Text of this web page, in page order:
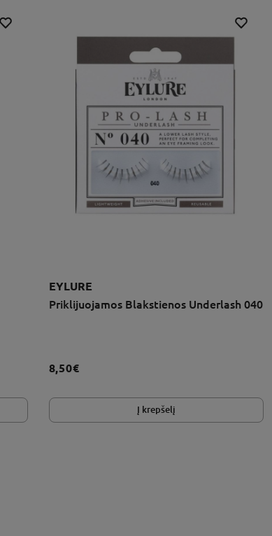
EYLURE
Priklijuojamos Blakstienos Underlash 040
8,50€
Į krepšelį